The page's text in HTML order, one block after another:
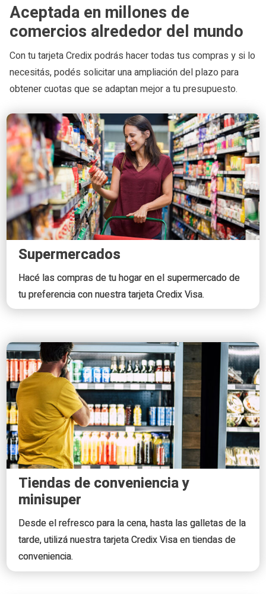
Aceptada en millones de
comercios alrededor del mundo
Con tu tarjeta Credix podrás hacer todas tus compras y si lo
necesitás, podés solicitar una ampliación del plazo para
obtener cuotas que se adaptan mejor a tu presupuesto.
Supermercados
Hacé las compras de tu hogar en el supermercado de
tu preferencia con nuestra tarjeta Credix Visa.
Tiendas de conveniencia y
minisuper
Desde el refresco para la cena, hasta las galletas de la
tarde, utilizá nuestra tarjeta Credix Visa en tiendas de
conveniencia.